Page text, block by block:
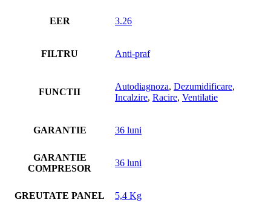
EER 3.26
FILTRU Anti-praf
FUNCTII
Autodiagnoza, Dezumidificare,
Incalzire, Racire, Ventilatie
GARANTIE 36 luni
GARANTIE
COMPRESOR
36 luni
GREUTATE PANEL 5,4 Kg